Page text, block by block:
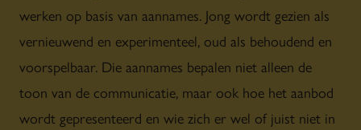
werken op basis van aannames. Jong wordt gezien als
vernieuwend en experimenteel, oud als behoudend en
voorspelbaar. Die aannames bepalen niet alleen de
toon van de communicatie, maar ook hoe het aanbod
wordt gepresenteerd en wie zich er wel of juist niet in